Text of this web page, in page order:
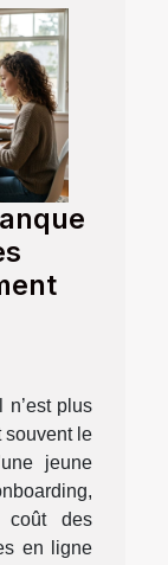
n’est plus
souvent le
jeune
coût des
en ligne